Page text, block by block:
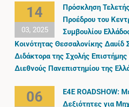
14
03, 2025
Πρόσκληση
Προέδρου του
Συμβουλίου
Κοινότητας Θεσσαλονίκης Δαυίδ
Διδάκτορα της Σχολής Επιστήμης
Διεθνούς Πανεπιστηµίου της
06
E4E ROADSHOW:
Δεξιότητες για